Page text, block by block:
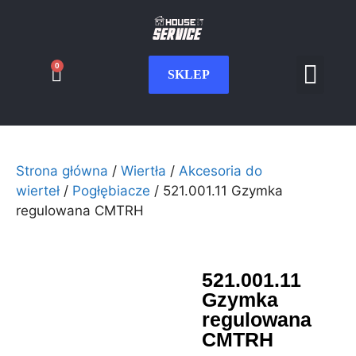
SKLEP
0
Strona główna / Wiertła / Akcesoria do
wierteł / Pogłębiacze / 521.001.11 Gzymka
regulowana CMTRH
521.001.11
Gzymka
regulowana
CMTRH